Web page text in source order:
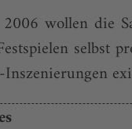
wollen die
selbst